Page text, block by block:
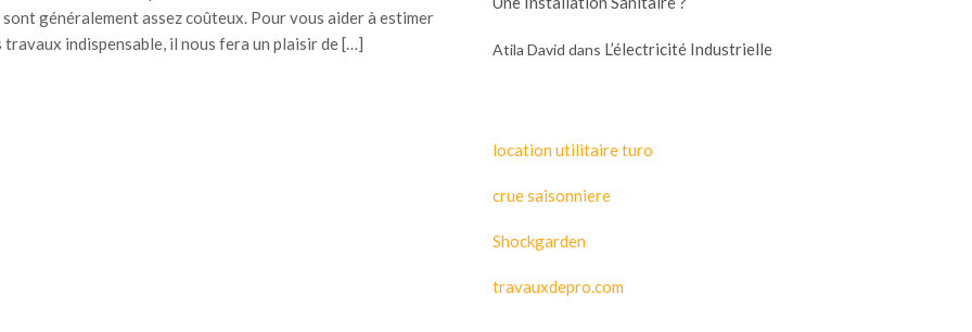
généralement assez coûteux. Pour vous aider à estimer
indispensable, il nous fera un plaisir de […]
Atila David dans L’électricité Industrielle
location utilitaire turo
crue saisonniere
Shockgarden
travauxdepro.com